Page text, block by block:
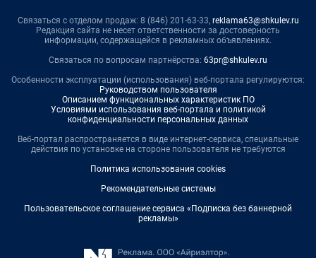
Связаться с отделом продаж: 8 (846) 201-63-33, reklama63@shkulev.ru
Редакция сайта не несет ответственности за достоверность
информации, содержащейся в рекламных объявлениях.
Связаться по вопросам партнёрства: 63pr@shkulev.ru
Особенности эксплуатации (использования) веб-портала регулируются:
Руководством пользователя
Описанием функциональных характеристик ПО
Условиями использования веб-портала и политикой
конфиденциальности персональных данных
Веб-портал распространяется в виде интернет-сервиса, специальные
действия по установке на стороне пользователя не требуются
Политика использования cookies
Рекомендательные системы
Пользовательское соглашение сервиса «Подписка без баннерной
рекламы»